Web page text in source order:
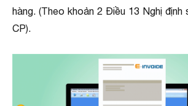
hàng. (Theo khoản 2 Điều 13 Nghị
CP).